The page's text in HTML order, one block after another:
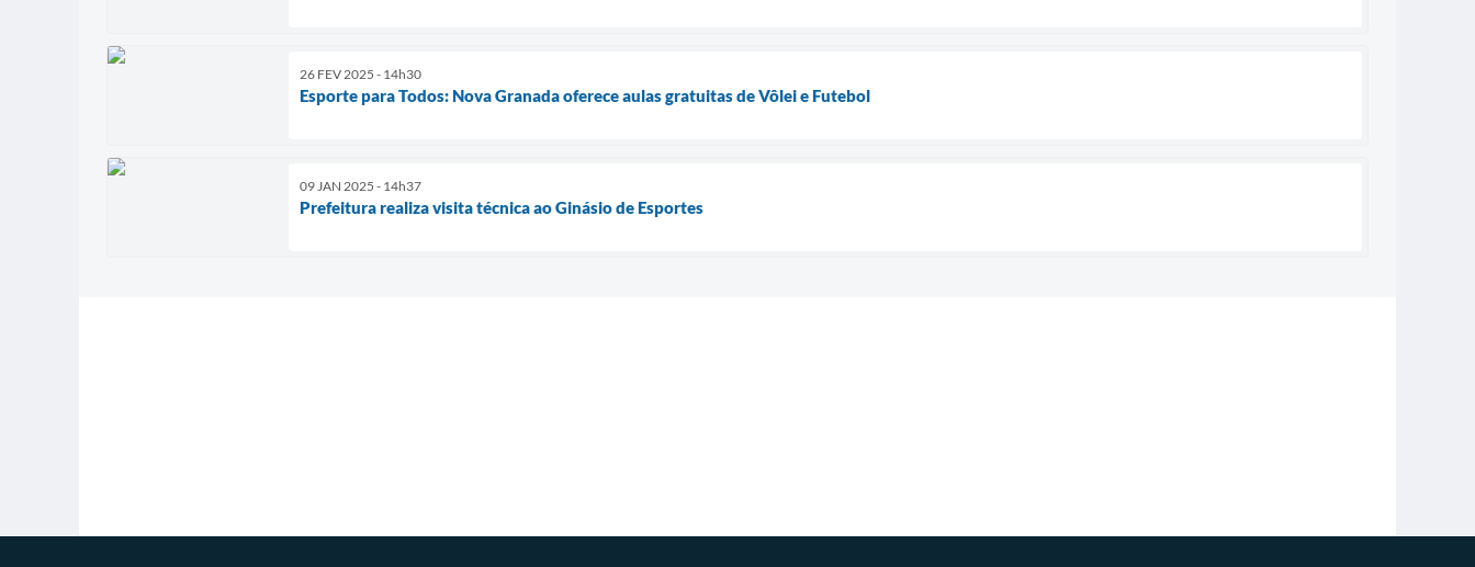
26 FEV 2025 - 14h30
Esporte para Todos: Nova Granada oferece aulas gratuitas de Vôlei e Futebol
09 JAN 2025 - 14h37
Prefeitura realiza visita técnica ao Ginásio de Esportes